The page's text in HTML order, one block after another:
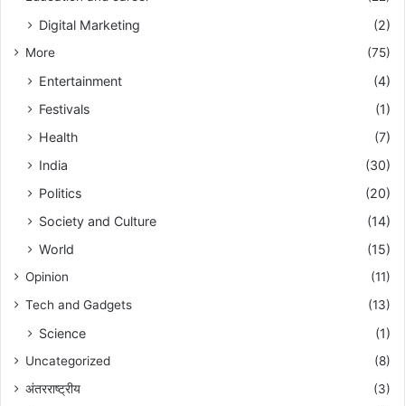
Digital Marketing (2)
More (75)
Entertainment
(4)
Festivals
(1)
Health
(7)
India
(30)
Politics
(20)
Society and Culture
(14)
World
(15)
Opinion
(11)
Tech and Gadgets
(13)
Science (1)
Uncategorized
(8)
अंतरराष्ट्रीय
(3)